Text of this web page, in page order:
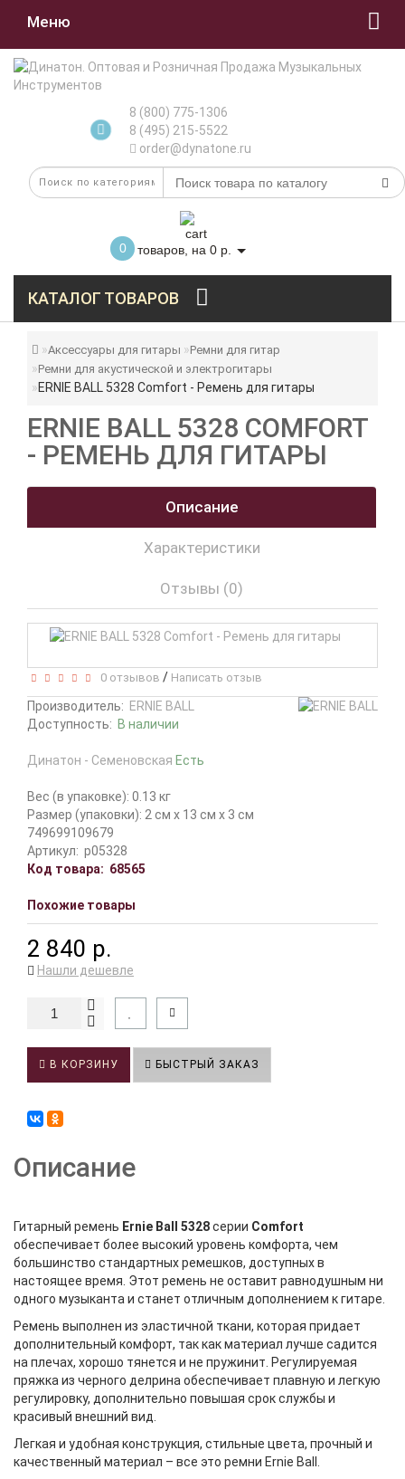
Меню
8 (800) 775-1306
8 (495) 215-5522
order@dynatone.ru
0 товаров, на 0 р.
КАТАЛОГ ТОВАРОВ
Аксессуары для гитары
Ремни для гитар
Ремни для акустической и электрогитары
ERNIE BALL 5328 Comfort - Ремень для гитары
ERNIE BALL 5328 COMFORT
- РЕМЕНЬ ДЛЯ ГИТАРЫ
Описание
Характеристики
Отзывы (0)
0 отзывов / Написать отзыв
Производитель: ERNIE BALL
Доступность: В наличии
Динатон - Семеновская Есть
Вес (в упаковке): 0.13 кг
Размер (упаковки): 2 см x 13 см x 3 см
749699109679
Артикул: p05328
Код товара: 68565
Похожие товары
2 840 р.
Нашли дешевле
В КОРЗИНУ БЫСТРЫЙ ЗАКАЗ
Описание
Гитарный ремень Ernie Ball 5328серии Comfort
обеспечивает более высокий уровень комфорта, чем
большинство стандартных ремешков, доступных в
настоящее время. Этот ремень не оставит равнодушным ни
одного музыканта и станет отличным дополнением к гитаре.
Ремень выполнен из эластичной ткани, которая придает
дополнительный комфорт, так как материал лучше садится
на плечах, хорошо тянется и не пружинит. Регулируемая
пряжка из черного делрина обеспечивает плавную и легкую
регулировку, дополнительно повышая срок службы и
красивый внешний вид.
Легкая и удобная конструкция, стильные цвета, прочный и
качественный материал – все это ремни Ernie Ball.